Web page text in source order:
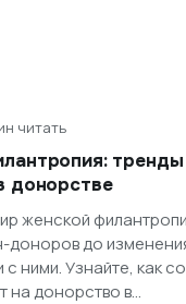
читать
тренды
донорстве
женской
доноров до
с ними. Узнайте, как
на донорство в…